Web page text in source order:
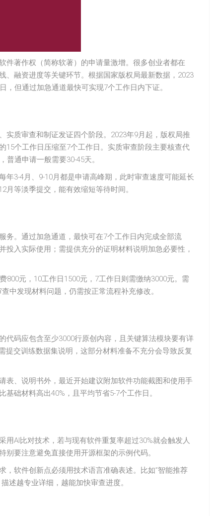
件著作权（简称软著）的申请量激增。很多创业者都在
、融资进度等关键环节。根据国家版权局最新数据，2023
但通过加急通道最快可实现7个工作日内下证。
实质审查和制证发证四个阶段。2023年9月起，版权局推
15个工作日压缩至7个工作日。实质审查阶段主要核查代
通申请一般需要30-45天。
年3-4月、9-10月都是申请高峰期，此时审查速度可能延长
月等淡季提交，能有效缩短等待时间。
务。通过加急通道，最快可在7个工作日内完成全部流
入实际使用；需提供充分的证明材料说明加急必要性，
800元，10工作日1500元，7工作日则需缴纳3000元。需
中发现材料问题，仍需按正常流程补充修改。
代码应包含至少3000行原创内容，且关键算法模块要有详
提交训练数据集说明，这部分材料准备不充分会导致反复
表、说明书外，最近开始建议附加软件功能截图和使用手
础材料高出40%，且平均节省5-7个工作日。
AI比对技术，若与现有软件重复率超过30%就会触发人
要注意避免直接使用开源框架的示例代码。
，软件创新点必须用技术语言准确表述。比如”智能推荐
述越专业详细，越能加快审查进度。